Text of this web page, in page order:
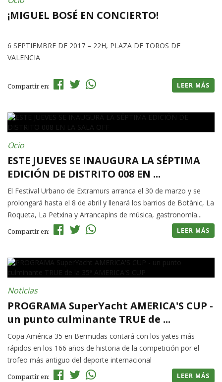
¡MIGUEL BOSÉ EN CONCIERTO!
6 SEPTIEMBRE DE 2017 – 22H, PLAZA DE TOROS DE
VALENCIA
Compartir en: LEER MÁS
Ocio
ESTE JUEVES SE INAUGURA LA SÉPTIMA
EDICIÓN DE DISTRITO 008 EN ...
El Festival Urbano de Extramurs arranca el 30 de marzo y se
prolongará hasta el 8 de abril y llenará los barrios de Botànic, La
Roqueta, La Petxina y Arrancapins de música, gastronomía...
Compartir en: LEER MÁS
Noticias
PROGRAMA SuperYacht AMERICA'S CUP -
un punto culminante TRUE de ...
Copa América 35 en Bermudas contará con los yates más
rápidos en los 166 años de historia de la competición por el
trofeo más antiguo del deporte internacional
Compartir en: LEER MÁS